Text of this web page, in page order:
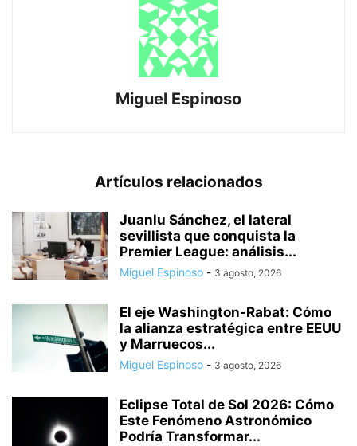
Miguel Espinoso
Artículos relacionados
Juanlu Sánchez, el lateral
sevillista que conquista la
Premier League: análisis...
Miguel Espinoso - 3 agosto, 2026
El eje Washington-Rabat: Cómo
la alianza estratégica entre EEUU
y Marruecos...
Miguel Espinoso - 3 agosto, 2026
Eclipse Total de Sol 2026: Cómo
Este Fenómeno Astronómico
Podría Transformar...